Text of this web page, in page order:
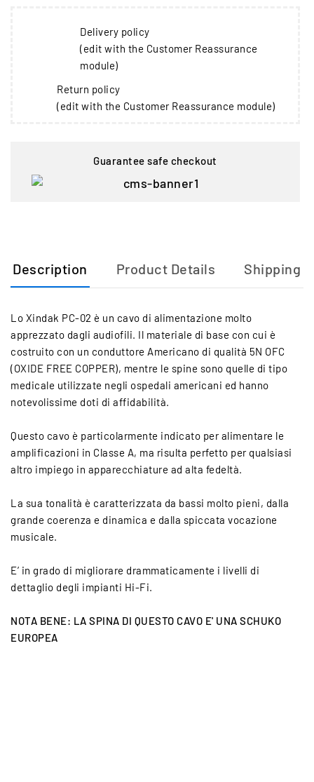
Delivery policy
(edit with the Customer Reassurance
module)
Return policy
(edit with the Customer Reassurance module)
Guarantee safe checkout
Description Product Details Shipping
Lo Xindak PC-02 è un cavo di alimentazione molto
apprezzato dagli audiofili. Il materiale di base con cui è
costruito con un conduttore Americano di qualità 5N OFC
(OXIDE FREE COPPER), mentre le spine sono quelle di tipo
medicale utilizzate negli ospedali americani ed hanno
notevolissime doti di affidabilità.
Questo cavo è particolarmente indicato per alimentare le
amplificazioni in Classe A, ma risulta perfetto per qualsiasi
altro impiego in apparecchiature ad alta fedeltà.
La sua tonalità è caratterizzata da bassi molto pieni, dalla
grande coerenza e dinamica e dalla spiccata vocazione
musicale.
E’ in grado di migliorare drammaticamente i livelli di
dettaglio degli impianti Hi-Fi.
NOTA BENE: LA SPINA DI QUESTO CAVO E' UNA SCHUKO
EUROPEA